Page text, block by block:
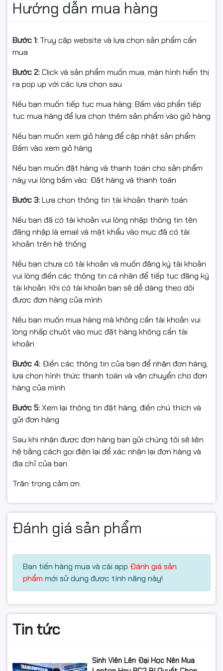
Kết nối linh hoạt –
Lightspeed & Bluetooth
Logitech trang bị cho G435 công nghệ kết nối độc
quyền
Lightspeed Wireless
, tối ưu tốc độ truyền tín
hiệu với độ trễ cực thấp, đảm bảo trải nghiệm mượt mà
cho game thủ trong các trận chiến căng thẳng. Ngoài
ra, tai nghe còn hỗ trợ
dàng kết nối với laptop, PC, điện thoại hay máy tính
bảng.
Âm thanh sống động – hỗ
trợ chuẩn 3D Audio
cao cấp, mang đến chất âm trong trẻo, cân bằng và
đầy chi tiết. Sản phẩm hỗ trợ nhiều chuẩn âm thanh
hiện đại như
Dolby Atmos, Tempest 3D AudioTech và
Windows Sonic
, mang lại trải nghiệm âm thanh vòm
sống động, chân thực. Logitech G435 cũng được
ràng khi chat voice.
Hướng dẫn mua hàng
Bước 1: Truy cập website và lựa chọn sản phẩm cần
mua
Bước 2:Click và sản phẩm muốn mua, màn hình hiển thị
ra pop up với các lựa chọn sau
Nếu bạn muốn tiếp tục mua hàng: Bấm vào phần tiếp
tục mua hàng để lựa chọn thêm sản phẩm vào giỏ hàng
Nếu bạn muốn xem giỏ hàng để cập nhật sản phẩm:
Bấm vào xem giỏ hàng
Nếu bạn muốn đặt hàng và thanh toán cho sản phẩm
này vui lòng bấm vào: Đặt hàng và thanh toán
Bước 3:Lựa chọn thông tin tài khoản thanh toán
Nếu bạn đã có tài khoản vui lòng nhập thông tin tên
đăng nhập là email và mật khẩu vào mục đã có tài
khoản trên hệ thống
Nếu bạn chưa có tài khoản và muốn đăng ký tài khoản
vui lòng điền các thông tin cá nhân để tiếp tục đăng ký
tài khoản. Khi có tài khoản bạn sẽ dễ dàng theo dõi
được đơn hàng của mình
Nếu bạn muốn mua hàng mà không cần tài khoản vui
lòng nhấp chuột vào mục đặt hàng không cần tài
khoản
Bước 4: Điền các thông tin của bạn để nhận đơn hàng,
lựa chọn hình thức thanh toán và vận chuyển cho đơn
hàng của mình
Bước 5:Xem lại thông tin đặt hàng, điền chú thích và
gửi đơn hàng
Sau khi nhận được đơn hàng bạn gửi chúng tôi sẽ liên
hệ bằng cách gọi điện lại để xác nhận lại đơn hàng và
địa chỉ của bạn.
Trân trọng cảm ơn.
Đánh giá sản phẩm
Bạn tiến hàng mua và cài app Đánh giá sản
phẩm mới sử dụng được tính năng này!
Tin tức
Sinh Viên Lên Đại Học Nên Mua
Hỗ trợ đa nền tảng: Windows,
hỗ trợ cả PS4, PS5
Mô tả khác
LIGHTSPEED Dây cáp sạc USB-C
tới USB-A Tài liệu hướng dẫn sử
dụng